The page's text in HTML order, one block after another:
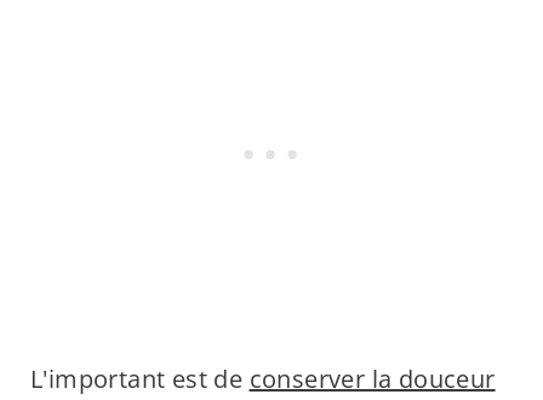
L'important est de conserver la douceur